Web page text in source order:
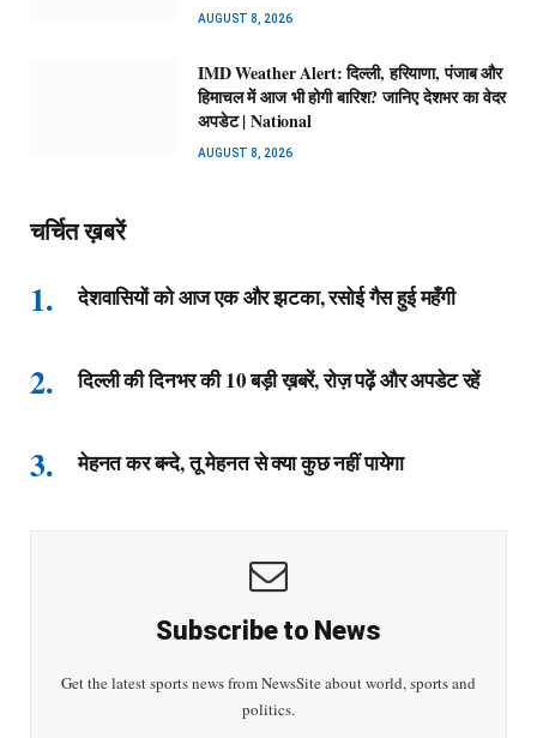
AUGUST 8, 2026
IMD Weather Alert: दिल्ली, हरियाणा, पंजाब और
हिमाचल में आज भी होगी बारिश? जानिए देशभर का वेदर
अपडेट | National
AUGUST 8, 2026
चर्चित ख़बरें
देशवासियों को आज एक और झटका, रसोई गैस हुई महँगी
दिल्ली की दिनभर की 10 बड़ी ख़बरें, रोज़ पढ़ें और अपडेट रहें
मेहनत कर बन्दे, तू मेहनत से क्या कुछ नहीं पायेगा
Subscribe to News
Get the latest sports news from NewsSite about world, sports and
politics.